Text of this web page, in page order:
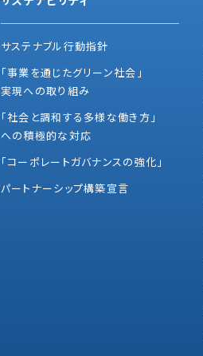
サステナブル行動指針
「事業を通じたグリーン社会」
実現への取り組み
「社会と調和する多様な働き方」
への積極的な対応
「コーポレートガバナンスの強化」
パートナーシップ構築宣言